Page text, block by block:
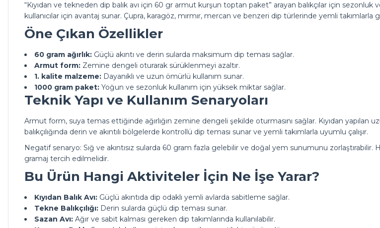
“Kıyıdan ve tekneden dip balık avı için 60 gr armut kurşun toptan paket” arayan balıkçılar için
kullanıcılar için avantaj sunar. Çupra, karagöz, mırmır, mercan ve benzeri dip türlerinde yemli takımlarla
Öne Çıkan Özellikler
60 gram ağırlık: Güçlü akıntı ve derin sularda maksimum dip teması sağlar.
Armut form: Zemine dengeli oturarak sürüklenmeyi azaltır.
1. kalite malzeme: Dayanıklı ve uzun ömürlü kullanım sunar.
1000 gram paket: Yoğun ve sezonluk kullanım için yüksek miktar sağlar.
Teknik Yapı ve Kullanım Senaryoları
Armut form, suya temas ettiğinde ağırlığın zemine dengeli şekilde oturmasını sağlar. Kıyıdan yapılan
balıkçılığında derin ve akıntılı bölgelerde kontrollü dip teması sunar ve yemli takımlarla uyumlu çalışır.
Negatif senaryo: Sığ ve akıntısız sularda 60 gram fazla gelebilir ve doğal yem sunumunu
gramaj tercih edilmelidir.
Bu Ürün Hangi Aktiviteler İçin Ne İşe Yarar?
Kıyıdan Balık Avı: Güçlü akıntıda dip odaklı yemli avlarda sabitleme sağlar.
Tekne Balıkçılığı: Derin sularda güçlü dip teması sunar.
Sazan Avı: Ağır ve sabit kalması gereken dip takımlarında kullanılabilir.